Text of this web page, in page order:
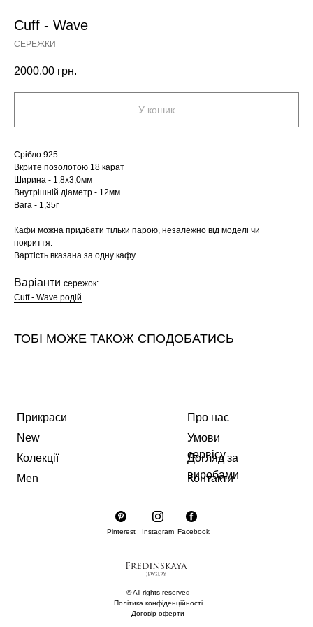
Cuff - Wave
СЕРЕЖКИ
2000,00 грн.
У кошик
Срібло 925
Вкрите позолотою 18 карат
Ширина - 1,8х3,0мм
Внутрішній діаметр - 12мм
Вага - 1,35г
Кафи можна придбати тільки парою, незалежно від моделі чи
покриття.
Вартість вказана за одну кафу.
Варіанти сережок:
Cuff - Wave родій
ТОБІ МОЖЕ ТАКОЖ СПОДОБАТИСЬ
Pinterest Instagram
Прикраси
New
Колекції
Men
Про нас
Умови
сервісу
Догляд за
виробами
© All rights reserved
Політика конфіденційності
Договір оферти
Facebook
Контакти